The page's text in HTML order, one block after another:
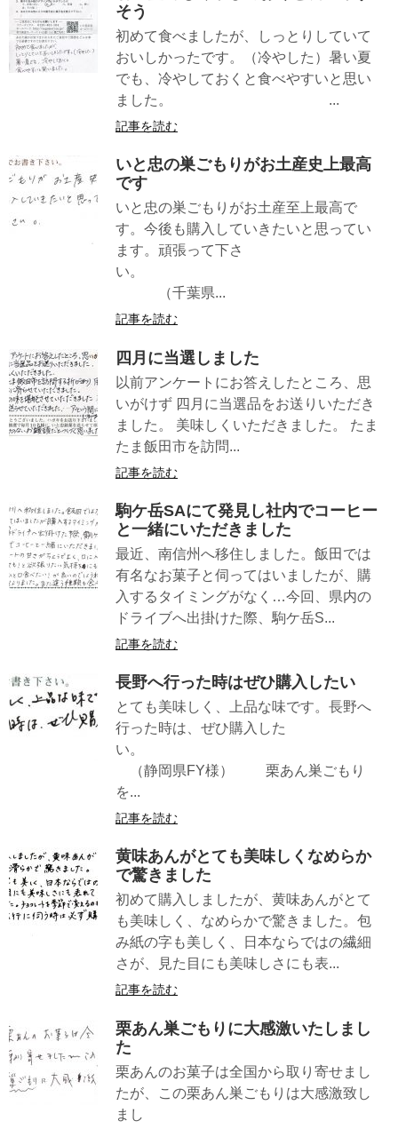
そう
初めて食べましたが、しっとりしていて
おいしかったです。（冷やした）暑い夏
でも、冷やしておくと食べやすいと思い
ました。 ...
記事を読む
いと忠の巣ごもりがお土産史上最高
です
いと忠の巣ごもりがお土産至上最高で
す。今後も購入していきたいと思ってい
ます。頑張って下さ
い。
（千葉県...
記事を読む
四月に当選しました
以前アンケートにお答えしたところ、思
いがけず 四月に当選品をお送りいただき
ました。 美味しくいただきました。 たま
たま飯田市を訪問...
記事を読む
駒ケ岳SAにて発見し社内でコーヒー
と一緒にいただきました
最近、南信州へ移住しました。飯田では
有名なお菓子と伺ってはいましたが、購
入するタイミングがなく…今回、県内の
ドライブへ出掛けた際、駒ケ岳S...
記事を読む
長野へ行った時はぜひ購入したい
とても美味しく、上品な味です。長野へ
行った時は、ぜひ購入した
い。
（静岡県FY様） 栗あん巣ごもり
を...
記事を読む
黄味あんがとても美味しくなめらか
で驚きました
初めて購入しましたが、黄味あんがとて
も美味しく、なめらかで驚きました。包
み紙の字も美しく、日本ならではの繊細
さが、見た目にも美味しさにも表...
記事を読む
栗あん巣ごもりに大感激いたしまし
た
栗あんのお菓子は全国から取り寄せまし
たが、この栗あん巣ごもりは大感激致し
まし